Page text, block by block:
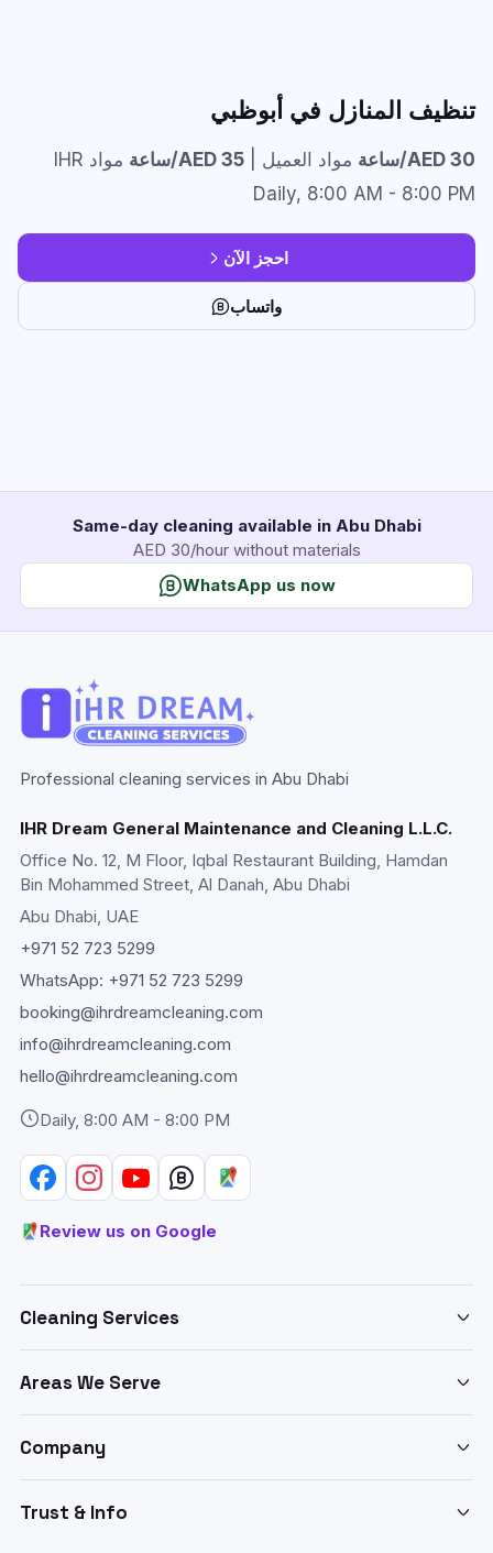
تنظيف المنازل في أبوظبي
AED 30/ساعة مواد العميل | AED 35/ساعة
مواد IHR
Daily, 8:00 AM - 8:00 PM
احجز الآن
واتساب
Same-day cleaning available in Abu Dhabi
AED 30/hour without materials
WhatsApp us now
Professional cleaning services in Abu Dhabi
IHR Dream General Maintenance and Cleaning L.L.C.
Office No. 12, M Floor, Iqbal Restaurant Building, Hamdan
Bin Mohammed Street, Al Danah, Abu Dhabi
Abu Dhabi, UAE
+971 52 723 5299
WhatsApp: +971 52 723 5299
booking@ihrdreamcleaning.com
info@ihrdreamcleaning.com
hello@ihrdreamcleaning.com
Daily, 8:00 AM - 8:00 PM
Review us on Google
Cleaning Services
Home & Apartment Cleaning
Sofa & Upholstery Cleaning
Areas We Serve
Company
Pricing
Trust & Info